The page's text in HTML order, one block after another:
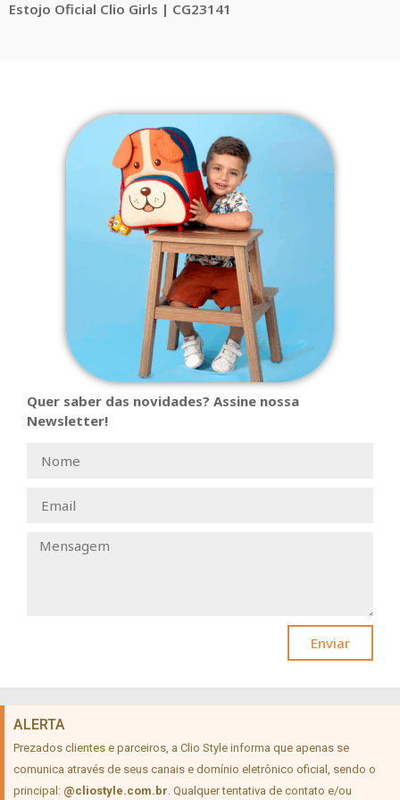
Estojo Oficial Clio Girls | CG23141
Quer saber das novidades? Assine nossa
Newsletter!
Enviar
ALERTA
Prezados clientes e parceiros, a Clio Style informa que apenas se
comunica através de seus canais e domínio eletrônico oficial, sendo o
principal: @cliostyle.com.br. Qualquer tentativa de contato e/ou